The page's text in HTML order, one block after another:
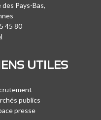
Pays-Bas,
45 80
UTILES
publics
presse